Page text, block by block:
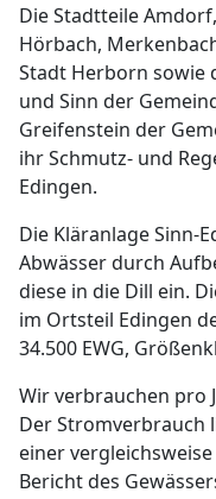
Die Stadtteile
Hörbach,
Stadt Herborn sowie
und Sinn der
Greifenstein der
ihr Schmutz- und
Edingen.
Die Kläranlage Sinn-
Abwässer durch
diese in die Dill ein.
im Ortsteil Edingen
34.500 EWG,
Wir verbrauchen pro
Der Stromverbrauch
einer
Bericht des